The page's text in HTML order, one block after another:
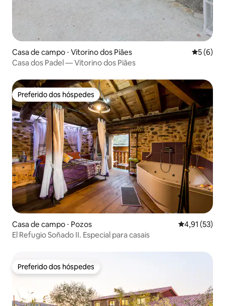
Casa de campo ⋅ Vitorino dos Piães 5 de
5 (6)
Casa dos Padel — Vitorino dos Piães
Preferido dos hóspedes
Preferido dos hóspedes
Casa de campo ⋅ Pozos 4,91 de uma
4,91 (53)
El Refugio Soñado II. Especial para casais
Preferido dos hóspedes
Preferido dos hóspedes